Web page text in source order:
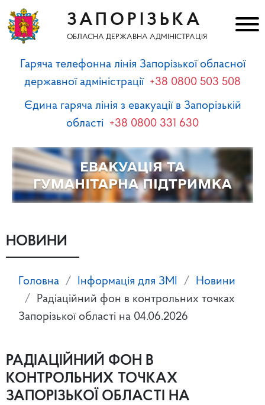
ЗАПОРІЗЬКА
ОБЛАСНА ДЕРЖАВНА АДМІНІСТРАЦІЯ
Гаряча телефонна лінія Запорізької обласної
державної адміністрації +38 0800 503 508
Єдина гаряча лінія з евакуації в Запорізькій
області +38 0800 331 630
НОВИНИ
Головна Інформація для ЗМІ
Новини
Радіаційний фон в контрольних точках
Запорізької області на 04.06.2026
РАДІАЦІЙНИЙ ФОН В
КОНТРОЛЬНИХ ТОЧКАХ
ЗАПОРІЗЬКОЇ ОБЛАСТІ НА